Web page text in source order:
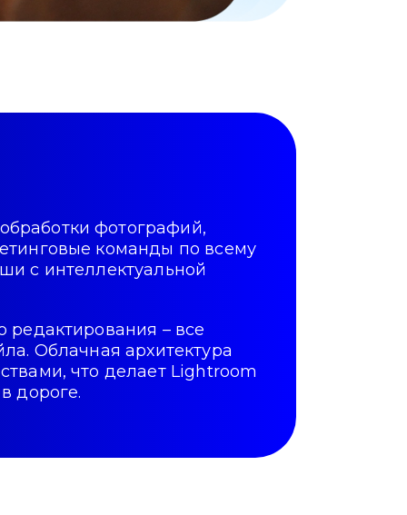
фотографий,
команды по всему
с интеллектуальной
– все
Облачная архитектура
что делает Lightroom
дороге.